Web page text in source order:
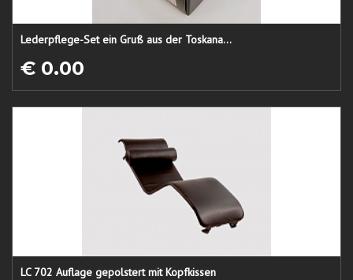
Lederpflege-Set ein Gruß aus der Toskana...
€ 0.00
LC 702 Auflage gepolstert mit Kopfkissen